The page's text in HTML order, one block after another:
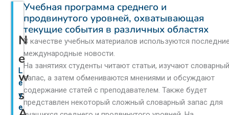
N
e
w
s
L
e
v
e
Учебная программа среднего и
продвинутого уровней, охватывающая
текущие события в различных областях
В качестве учебных материалов используются
международные новости.
На занятиях студенты читают статьи, изучают словарный
запас, а затем обмениваются мнениями и обсуждают
содержание статей с преподавателем. Также будет
представлен некоторый сложный словарный запас для